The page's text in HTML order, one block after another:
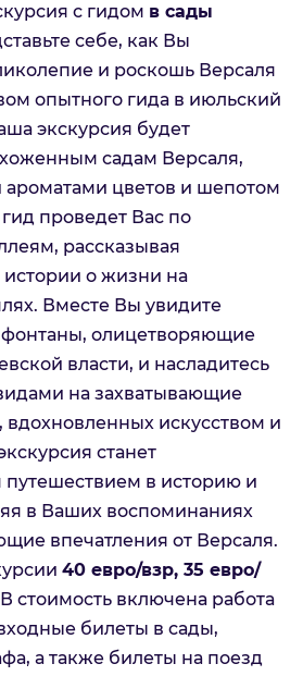
с гидом в сады
себе, как Вы
и роскошь Версаля
опытного гида в июльский
экскурсия будет
садам Версаля,
цветов и шепотом
проведет Вас по
рассказывая
истории о жизни на
Вместе Вы увидите
олицетворяющие
власти, и насладитесь
на захватывающие
вдохновленных искусством и
станет
в историю и
в Ваших воспоминаниях
впечатления от Версаля.
40 евро/взр, 35 евро/
В стоимость включена работа
билеты в сады,
а также билеты на поезд